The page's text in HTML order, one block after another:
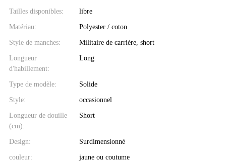
Tailles disponibles: libre
Matériau: Polyester / coton
Style de manches: Militaire de carrière, short
Longueur
d'habillement:
Long
Type de modèle: Solide
Style: occasionnel
Longueur de douille
(cm):
Short
Design: Surdimensionné
couleur: jaune ou coutume